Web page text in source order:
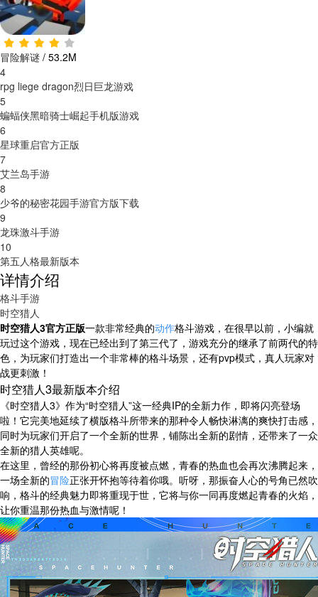
冒险解谜 / 53.2M
4
rpg liege dragon烈日巨龙游戏
5
蝙蝠侠黑暗骑士崛起手机版游戏
6
星球重启官方正版
7
艾兰岛手游
8
少爷的秘密花园手游官方版下载
9
龙珠激斗手游
10
第五人格最新版本
详情介绍
格斗手游
时空猎人
时空猎人3官方正版一款非常经典的动作格斗游戏，在很早以前，小编就
玩过这个游戏，现在已经出到了第三代了，游戏充分的继承了前两代的特
色，为玩家们打造出一个非常棒的格斗场景，还有pvp模式，真人玩家对
战更刺激！
时空猎人3最新版本介绍
《时空猎人3》作为“时空猎人”这一经典IP的全新力作，即将闪亮登场
啦！它完美地延续了横版格斗所带来的那种令人畅快淋漓的爽快打击感，
同时为玩家们开启了一个全新的世界，铺陈出全新的剧情，还带来了一众
全新的猎人英雄呢。
在这里，曾经的那份初心将再度被点燃，青春的热血也会再次沸腾起来，
一场全新的冒险正张开怀抱等待着你哦。听呀，那振奋人心的号角已然吹
响，格斗的经典魅力即将重现于世，它将与你一同再度燃起青春的火焰，
让你重温那份热血与激情呢！